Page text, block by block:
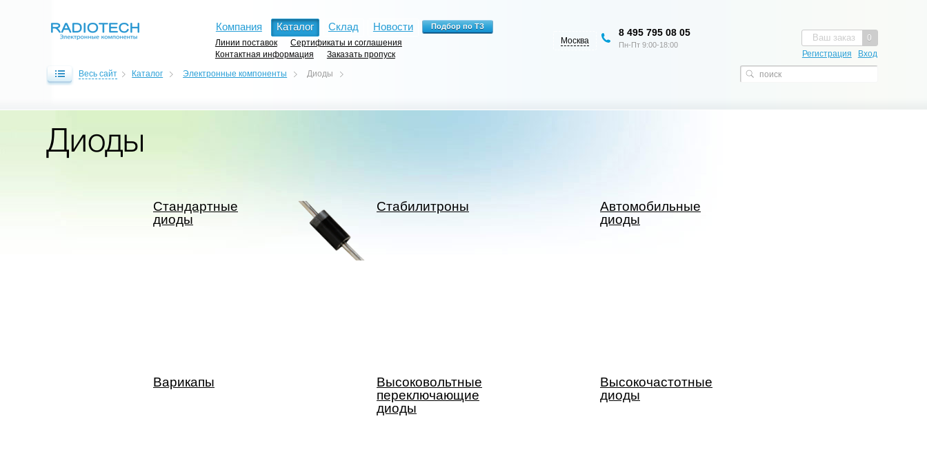
Компания Каталог Склад Новости
Линии поставок
Сертификаты и соглашения
Контактная информация
Заказать пропуск
0
Ваш заказ
Регистрация Вход
Москва
8 495 795 08 05
Пн-Пт 9:00-18:00
Весь сайт Каталог Электронные компоненты Диоды
Диоды
Стандартные
диоды
Стабилитроны
Автомобильные
диоды
Варикапы
Высоковольтные
переключающие
диоды
Высокочастотные
диоды